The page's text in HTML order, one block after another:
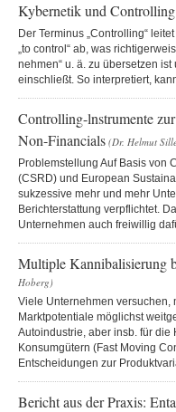
Kybernetik und Controlling
Der Terminus „Controlling“
„to control“ ab, was
nehmen“ u. ä. zu übersetzen
einschließt. So interpretiert,
Controlling-lnstrumente
Non-Financials (Dr. Helmut
Problemstellung Auf Basis von
(CSRD) und European
sukzessive mehr und mehr
Berichterstattung verpflichtet.
Unternehmen auch freiwillig
Multiple Kannibalisierung
Hoberg)
Viele Unternehmen versuchen,
Marktpotentiale möglichst
Autoindustrie, aber insb. für
Konsumgütern (Fast Moving
Entscheidungen zur
Bericht aus der Praxis: